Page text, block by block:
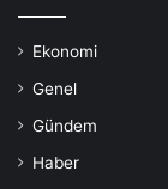
Ekonomi
Genel
Gündem
Haber